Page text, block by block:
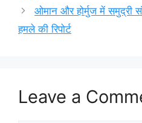
ओमान और होर्मुज में समुद्री
हमले की रिपोर्ट
Leave a